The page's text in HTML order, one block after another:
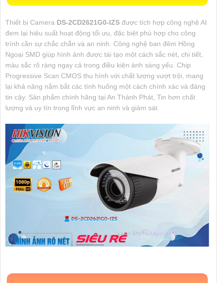
Thiết bị Camera DS-2CD2621G0-IZS được tích hợp công nghệ AI
đem lại hiệu suất hoạt động tối ưu, đặc biệt phù hợp cho công
trình cần sự chắc chắn và an ninh. Công nghệ ban đêm Hồng
Ngoại SMD giúp hình ảnh được tái tạo một cách sắc nét, chi tiết,
màu sắc rõ ràng ngay cả trong điều kiện ánh sáng yếu. Chip
Progressive Scan CMOS thu hình với chất lượng vượt trội, mang
lại khả năng nắm bắt các tình huống một cách chính xác và đáng
tin cậy. Sản phẩm chính hãng tại An Thành Phát, Tin hơn chất
lượng và uy tín trong lĩnh vực an ninh và giám sát.